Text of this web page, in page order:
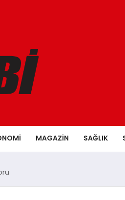
MAGAZIN SAĞLIK